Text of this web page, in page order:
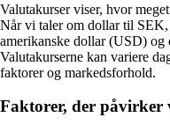
Valutakurser viser, hvor
Når vi taler om dollar til
amerikanske dollar (USD) og
Valutakurserne kan variere
faktorer og markedsforhold.
Faktorer, der påvirker